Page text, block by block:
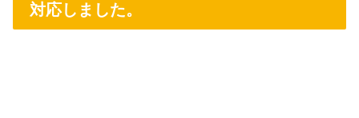
対応しました。